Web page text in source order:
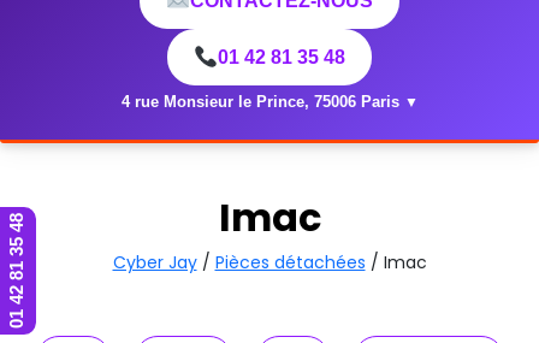
01 42 81 35 48
4 rue Monsieur le Prince, 75006 Paris ▼
Imac
Cyber Jay/ Pièces détachées / Imac
01 42 81 35 48